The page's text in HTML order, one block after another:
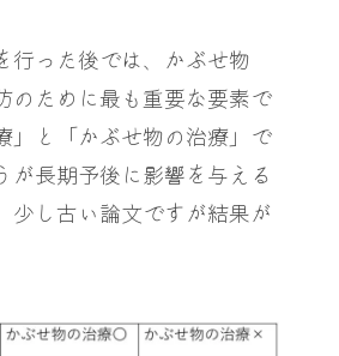
行った後では、かぶせ物
のために最も重要な要素で
」と「かぶせ物の治療」で
が長期予後に影響を与える
少し古い論文ですが結果が